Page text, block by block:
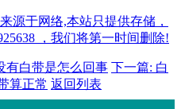
源于网络,本站只提供存储，
，我们将第一时间删除!
有白带是怎么回事 下一篇: 白
算正常 返回列表